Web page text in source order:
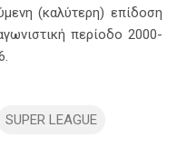
(καλύτερη) επίδοση
περίοδο 2000-
SUPER LEAGUE